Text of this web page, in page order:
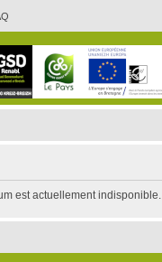
est actuellement indisponible.